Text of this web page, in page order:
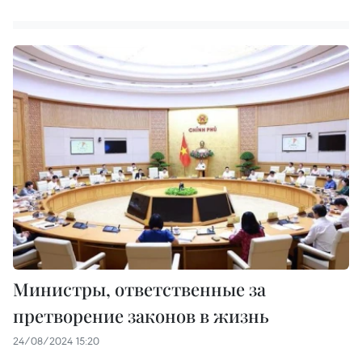
Министры, ответственные за
претворение законов в жизнь
24/08/2024 15:20